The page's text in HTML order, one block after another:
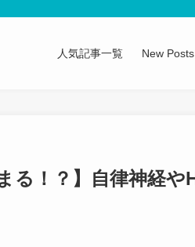
人気記事一覧 New Posts
る！？】自律神経や